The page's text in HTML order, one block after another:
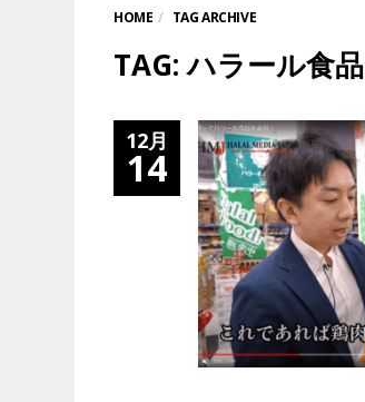
HOME TAG ARCHIVE
TAG: ハラール食品
12月
14